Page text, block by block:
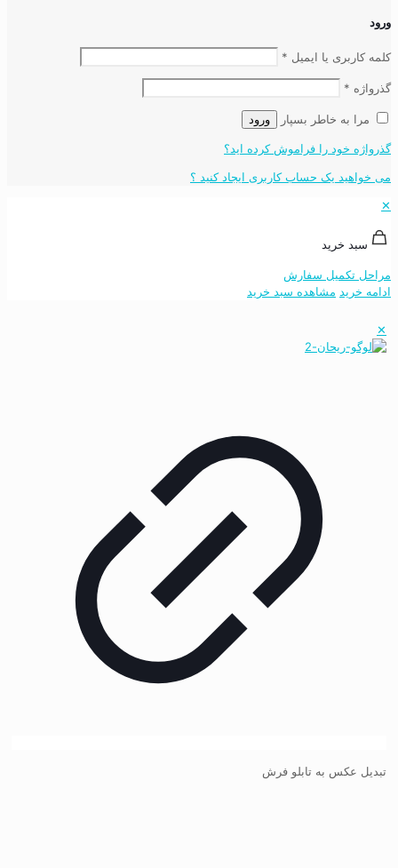
ورود
کلمه کاربری یا ایمیل *
گذرواژه *
مرا به خاطر بسپار ورود
گذرواژه خود را فراموش کرده اید؟
می خواهید یک حساب کاربری ایجاد کنید ؟
✕
سبد خرید
مراحل تکمیل سفارش
ادامه خرید مشاهده سبد خرید
✕
تبدیل عکس به تابلو فرش